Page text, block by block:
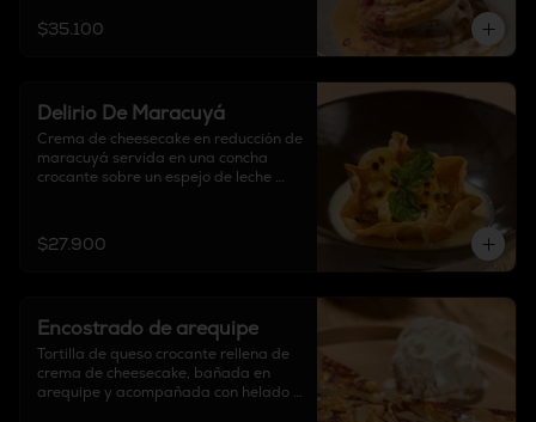
$35.100
Delirio De Maracuyá
Crema de cheesecake en reducción de
maracuyá servida en una concha
crocante sobre un espejo de leche
$27.900
Encostrado de arequipe
Tortilla de queso crocante rellena de
crema de cheesecake, bañada en
arequipe y acompañada con helado